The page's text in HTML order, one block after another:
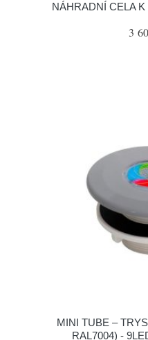
NÁHRADNÍ CELA
3
MINI TUBE –
RAL7004) -